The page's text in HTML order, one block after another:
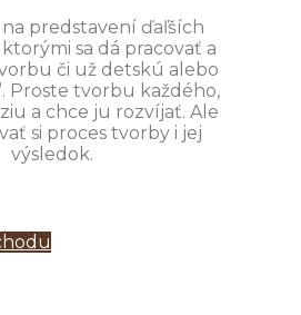
predstavení ďaľších
sa dá pracovať a
či už detskú alebo
Proste tvorbu každého,
a chce ju rozvíjať. Ale
si proces tvorby i jej
výsledok.